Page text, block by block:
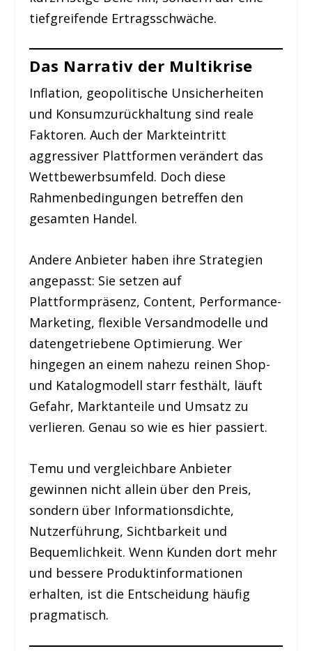
tiefgreifende Ertragsschwäche.
Das Narrativ der Multikrise
Inflation, geopolitische Unsicherheiten
und Konsumzurückhaltung sind reale
Faktoren. Auch der Markteintritt
aggressiver Plattformen verändert das
Wettbewerbsumfeld. Doch diese
Rahmenbedingungen betreffen den
gesamten Handel.
Andere Anbieter haben ihre Strategien
angepasst: Sie setzen auf
Plattformpräsenz, Content, Performance-
Marketing, flexible Versandmodelle und
datengetriebene Optimierung. Wer
hingegen an einem nahezu reinen Shop-
und Katalogmodell starr festhält, läuft
Gefahr, Marktanteile und Umsatz zu
verlieren. Genau so wie es hier passiert.
Temu und vergleichbare Anbieter
gewinnen nicht allein über den Preis,
sondern über Informationsdichte,
Nutzerführung, Sichtbarkeit und
Bequemlichkeit. Wenn Kunden dort mehr
und bessere Produktinformationen
erhalten, ist die Entscheidung häufig
pragmatisch.